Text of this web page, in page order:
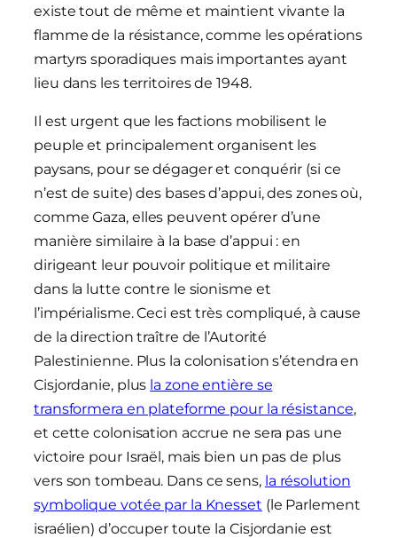
existe tout de même et maintient vivante la
flamme de la résistance, comme les opérations
martyrs sporadiques mais importantes ayant
lieu dans les territoires de 1948.
Il est urgent que les factions mobilisent le
peuple et principalement organisent les
paysans, pour se dégager et conquérir (si ce
n’est de suite) des bases d’appui, des zones où,
comme Gaza, elles peuvent opérer d’une
manière similaire à la base d’appui : en
dirigeant leur pouvoir politique et militaire
dans la lutte contre le sionisme et
l’impérialisme. Ceci est très compliqué, à cause
de la direction traître de l’Autorité
Palestinienne. Plus la colonisation s’étendra en
Cisjordanie, plus la zone entière se
transformera en plateforme pour la résistance,
et cette colonisation accrue ne sera pas une
victoire pour Israël, mais bien un pas de plus
vers son tombeau. Dans ce sens, la résolution
symbolique votée par la Knesset (le Parlement
israélien) d’occuper toute la Cisjordanie est